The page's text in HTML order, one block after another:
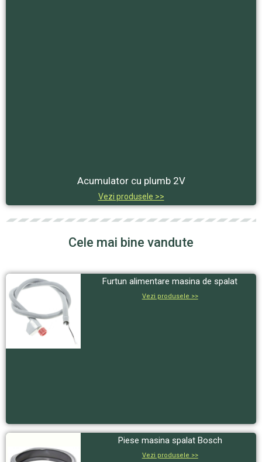
Acumulator cu plumb 2V
Vezi produsele >>
Cele mai bine vandute
Furtun alimentare masina de spalat
Vezi produsele >>
Piese masina spalat Bosch
Vezi produsele >>